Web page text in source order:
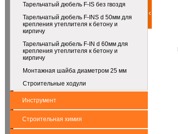
Тарельчатый дюбель F-IS без гвоздя
Тарельчатый дюбель F-INS d 50мм для
крепления утеплителя к бетону и
кирпичу
Тарельчатый дюбель F-IN d 60мм для
крепления утеплителя к бетону и
кирпичу
Монтажная шайба диаметром 25 мм
Строительные ходули
Инструмент
Строительная химия